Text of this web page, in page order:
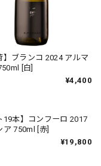
】ブランコ 2024 アルマ
[白]
¥4,400